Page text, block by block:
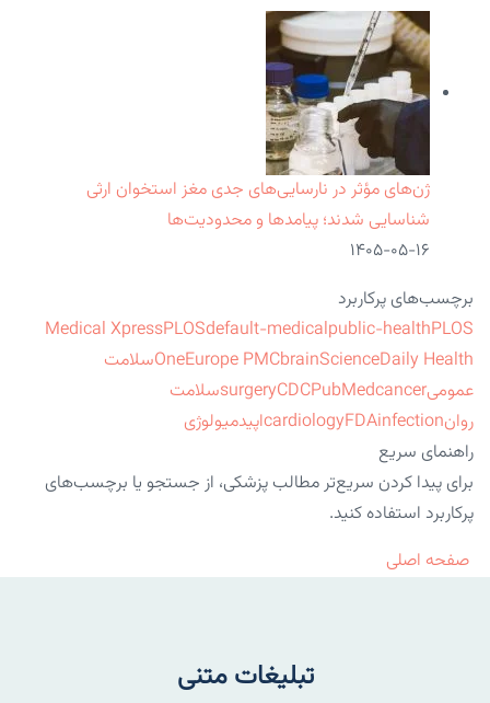
ژن‌های مؤثر در نارسایی‌های جدی مغز استخوان ارثی
شناسایی شدند؛ پیامدها و محدودیت‌ها
۱۴۰۵-۰۵-۱۶
برچسب‌های پرکاربرد
Medical XpressPLOSdefault-medicalpublic-healthPLOS
OneEurope PMCbrainScienceDaily Health
سلامت
عمومی
surgeryCDCPubMedcancer
سلامت
روان
cardiologyFDAinfection
اپیدمیولوژی
راهنمای سریع
برای پیدا کردن سریع‌تر مطالب پزشکی، از جستجو یا برچسب‌های
پرکاربرد استفاده کنید.
صفحه اصلی
تبلیغات متنی